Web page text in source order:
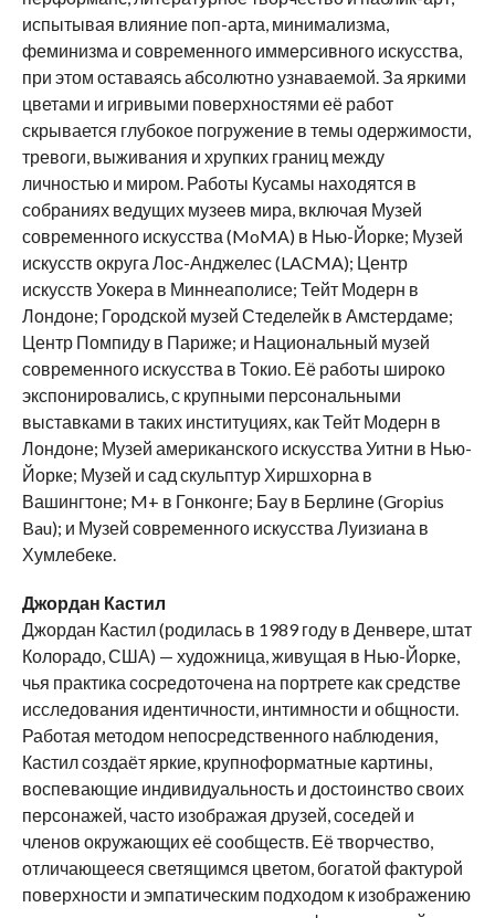
испытывая влияние поп-арта, минимализма,
феминизма и современного иммерсивного искусства,
при этом оставаясь абсолютно узнаваемой. За яркими
цветами и игривыми поверхностями её работ
скрывается глубокое погружение в темы одержимости,
тревоги, выживания и хрупких границ между
личностью и миром. Работы Кусамы находятся в
собраниях ведущих музеев мира, включая Музей
современного искусства (MoMA) в Нью-Йорке; Музей
искусств округа Лос-Анджелес (LACMA); Центр
искусств Уокера в Миннеаполисе; Тейт Модерн в
Лондоне; Городской музей Стеделейк в Амстердаме;
Центр Помпиду в Париже; и Национальный музей
современного искусства в Токио. Её работы широко
экспонировались, с крупными персональными
выставками в таких институциях, как Тейт Модерн в
Лондоне; Музей американского искусства Уитни в Нью-
Йорке; Музей и сад скульптур Хиршхорна в
Вашингтоне; M+ в Гонконге; Бау в Берлине (Gropius
Bau); и Музей современного искусства Луизиана в
Хумлебеке.
Джордан Кастил
Джордан Кастил (родилась в 1989 году в Денвере, штат
Колорадо, США) — художница, живущая в Нью-Йорке,
чья практика сосредоточена на портрете как средстве
исследования идентичности, интимности и общности.
Работая методом непосредственного наблюдения,
Кастил создаёт яркие, крупноформатные картины,
воспевающие индивидуальность и достоинство своих
персонажей, часто изображая друзей, соседей и
членов окружающих её сообществ. Её творчество,
отличающееся светящимся цветом, богатой фактурой
поверхности и эмпатическим подходом к изображению